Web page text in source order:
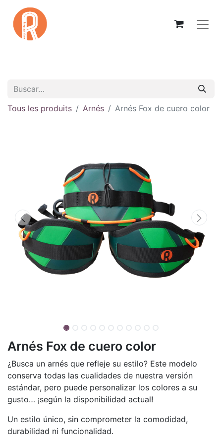
Tous les produits Arnés Arnés Fox de cuero color
Arnés Fox de cuero color
¿Busca un arnés que refleje su estilo? Este modelo
conserva todas las cualidades de nuestra versión
estándar, pero puede personalizar los colores a su
gusto… ¡según la disponibilidad actual!
Un estilo único, sin comprometer la comodidad,
durabilidad ni funcionalidad.